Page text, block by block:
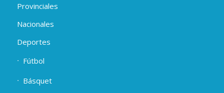
Provinciales
Nacionales
Deportes
Fútbol
Básquet